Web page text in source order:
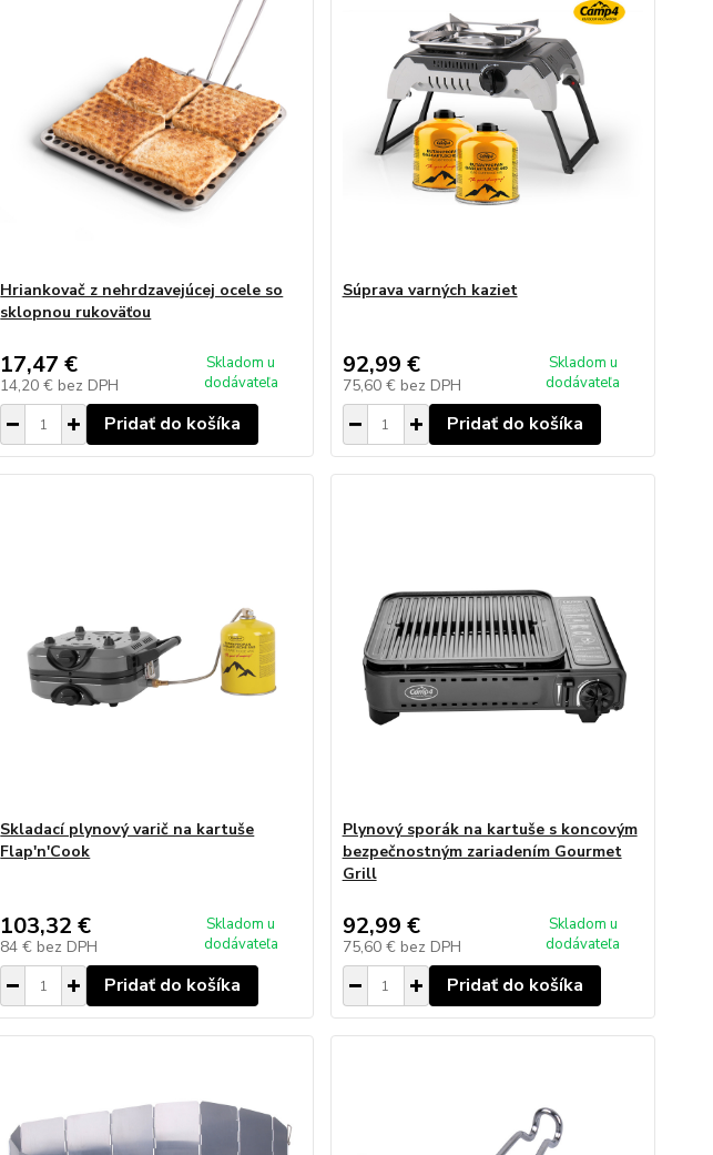
Hriankovač z nehrdzavejúcej ocele so
sklopnou rukoväťou
17,47 €
14,20 € bez DPH
Skladom u
dodávateľa
Pridať do košíka
Súprava varných kaziet
92,99 €
75,60 € bez DPH
Skladom u
dodávateľa
Pridať do košíka
Skladací plynový varič na kartuše
Flap'n'Cook
103,32 €
84 € bez DPH
Skladom u
dodávateľa
Pridať do košíka
Plynový sporák na kartuše s koncovým
bezpečnostným zariadením Gourmet
Grill
92,99 €
75,60 € bez DPH
Skladom u
dodávateľa
Pridať do košíka